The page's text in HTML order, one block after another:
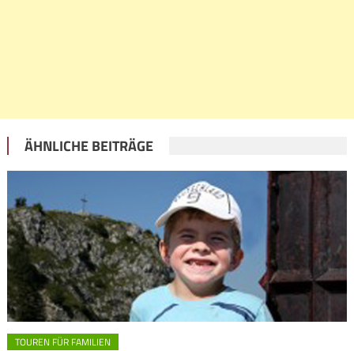
ÄHNLICHE BEITRÄGE
TOUREN FÜR FAMILIEN